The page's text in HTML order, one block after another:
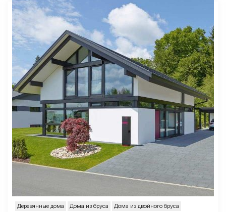
Деревянные дома Дома из бруса Дома из двойного бруса